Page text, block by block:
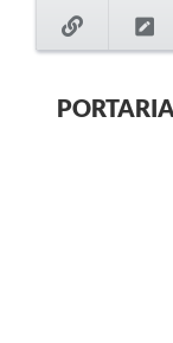
1DOC
PARCEIROS